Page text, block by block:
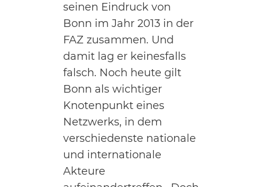
seinen Eindruck von
Bonn im Jahr 2013 in der
FAZ zusammen. Und
damit lag er keinesfalls
falsch. Noch heute gilt
Bonn als wichtiger
Knotenpunkt eines
Netzwerks, in dem
verschiedenste nationale
und internationale
Akteure